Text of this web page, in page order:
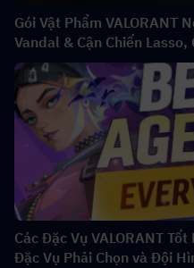
Gói Vật Phẩm VALORANT
Vandal & Cận Chiến
Các Đặc Vụ VALORANT
Đặc Vụ Phải Chọn và Đội